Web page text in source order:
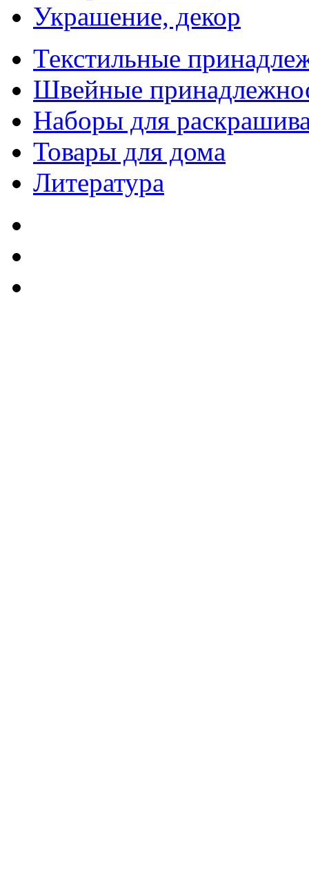
Украшение, декор
Текстильные
Швейные
Наборы для
Товары для дома
Литература